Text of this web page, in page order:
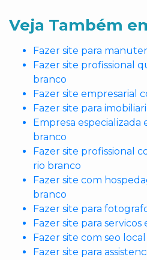
Veja Também
Fazer site para
Fazer site profissional
branco
Fazer site empresarial
Fazer site para
Empresa especializada
branco
Fazer site profissional
rio branco
Fazer site com
branco
Fazer site para
Fazer site para servicos
Fazer site com seo
Fazer site para